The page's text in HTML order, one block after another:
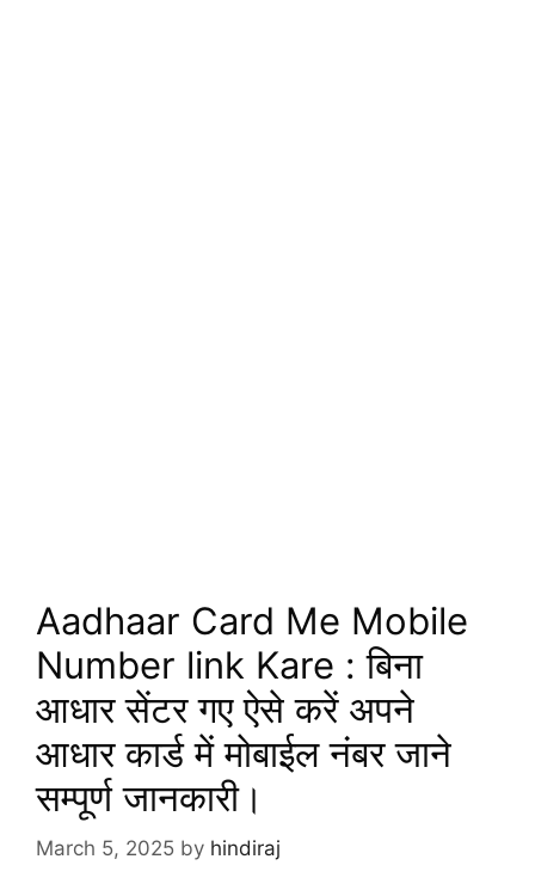
Aadhaar Card Me Mobile
Number link Kare : बिना
आधार सेंटर गए ऐसे करें अपने
आधार कार्ड में मोबाईल नंबर जाने
सम्पूर्ण जानकारी।
March 5, 2025 by hindiraj